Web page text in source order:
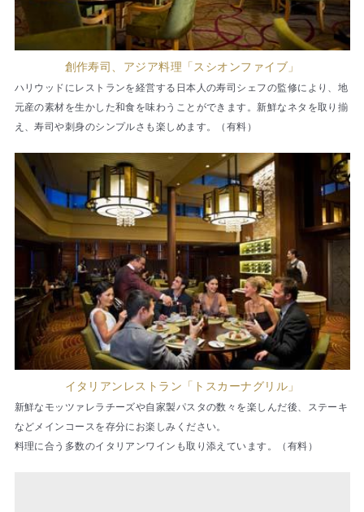
創作寿司、アジア料理「スシオンファイブ」
ハリウッドにレストランを経営する日本人の寿司シェフの監修により、地
元産の素材を生かした和食を味わうことができます。新鮮なネタを取り揃
え、寿司や刺身のシンプルさも楽しめます。（有料）
イタリアンレストラン「トスカーナグリル」
新鮮なモッツァレラチーズや自家製パスタの数々を楽しんだ後、ステーキ
などメインコースを存分にお楽しみください。
料理に合う多数のイタリアンワインも取り添えています。（有料）